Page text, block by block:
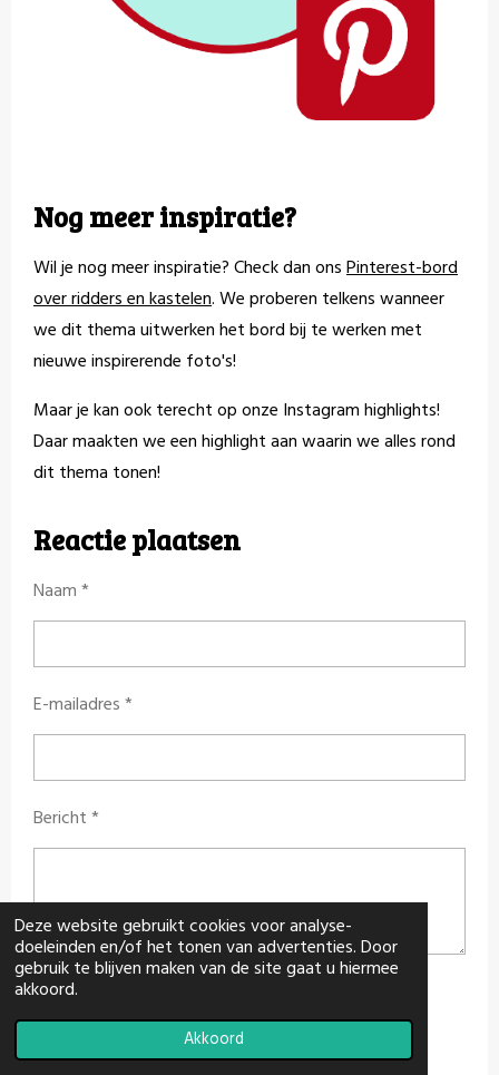
Deze website gebruikt cookies voor analyse-
doeleinden en/of het tonen van advertenties. Door
gebruik te blijven maken van de site gaat u hiermee
akkoord.
Akkoord
Nog meer inspiratie?
Wil je nog meer inspiratie? Check dan onsPinterest-bord
over ridders en kastelen. We proberen telkens wanneer
we dit thema uitwerken het bord bij te werken met
nieuwe inspirerende foto's!
Maar je kan ook terecht op onze Instagram highlights!
Daar maakten we een highlight aan waarin we alles rond
dit thema tonen!
Reactie plaatsen
Naam *
E-mailadres *
Bericht *
Verstuur reactie